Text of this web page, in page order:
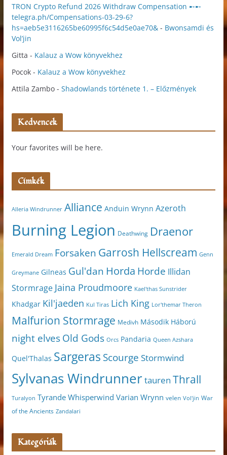
TRON Crypto Refund 2026 Withdraw Compensation ➸➸
telegra.ph/Compensations-03-29-6?
hs=aeb5e3116265be60995f6c54d5e0ae70&- Bwonsamdi és
Vol’jin
Gitta - Kalauz a Wow könyvekhez
Pocok- Kalauz a Wow könyvekhez
Attila Zambo- Shadowlands története 1. – Előzmények
Kedvencek
Your favorites will be here.
Címkék
Alleria Windrunner Alliance Anduin Wrynn Azeroth
Burning Legion Deathwing Draenor
Emerald Dream Forsaken Garrosh Hellscream Genn
Greymane Gilneas Gul'dan Horda Horde Illidan
Stormrage Jaina Proudmoore Kael'thas Sunstrider
Khadgar Kil'jaeden Kul Tiras Lich King Lor'themar Theron
Malfurion Stormrage Medivh Második Háború
night elves Old Gods Orcs Pandaria Queen Azshara
Quel'Thalas Sargeras Scourge Stormwind
Sylvanas Windrunnertauren Thrall
Turalyon Tyrande Whisperwind Varian Wrynn velen Vol'jin War
of the Ancients Zandalari
Kategóriák